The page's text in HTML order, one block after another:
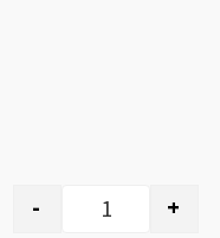
quantité de
- +